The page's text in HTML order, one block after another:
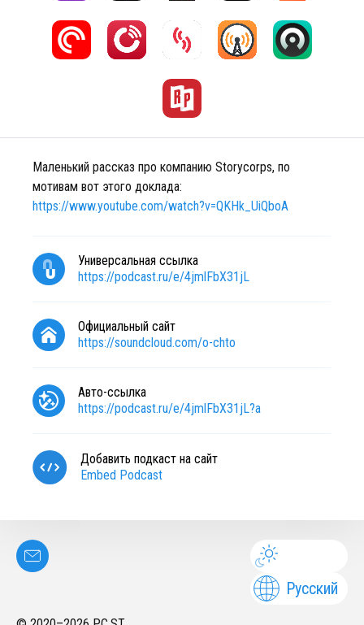
Маленький рассказ про компанию Storycorps, по
мотивам вот этого доклада:
https://www.youtube.com/watch?v=QKHk_UiQboA
Универсальная ссылка
https://podcast.ru/e/4jmlFbX31jL
Официальный сайт
https://soundcloud.com/o-chto
Авто-ссылка
https://podcast.ru/e/4jmlFbX31jL?a
Добавить подкаст на сайт
Embed Podcast
Русский